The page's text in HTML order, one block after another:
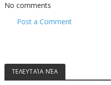
No comments
Post a Comment
ΤΕΛΕΥΤΑΊΑ ΝΈΑ